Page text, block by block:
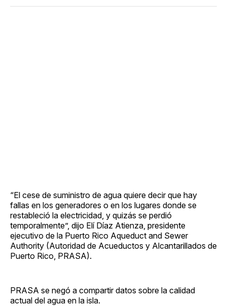
“El cese de suministro de agua quiere decir que hay
fallas en los generadores o en los lugares donde se
restableció la electricidad, y quizás se perdió
temporalmente”, dijo Elí Díaz Atienza, presidente
ejecutivo de la Puerto Rico Aqueduct and Sewer
Authority (Autoridad de Acueductos y Alcantarillados de
Puerto Rico, PRASA).
PRASA se negó a compartir datos sobre la calidad
actual del agua en la isla.